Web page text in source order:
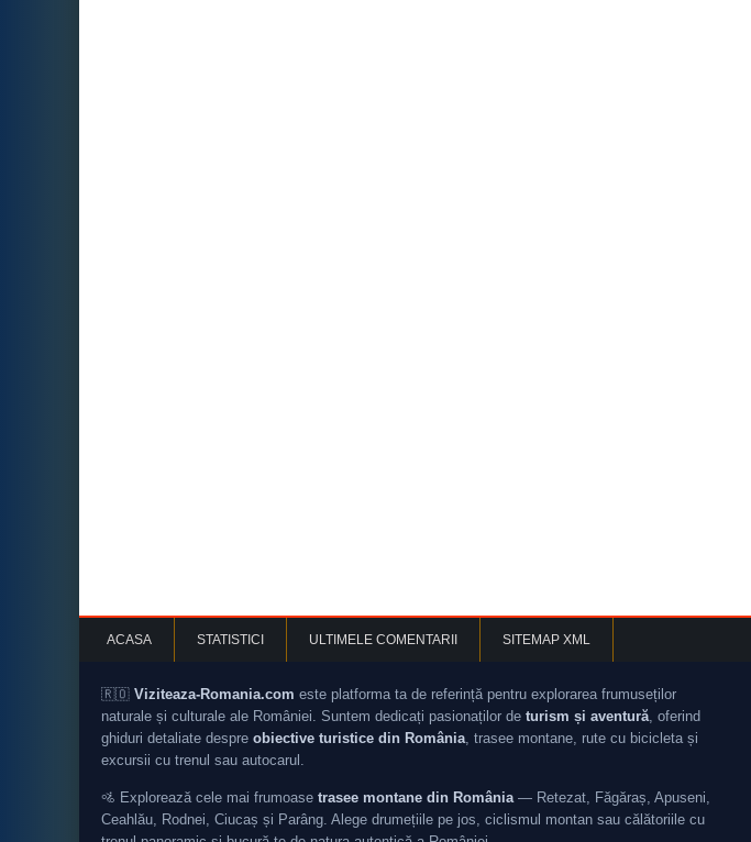
ACASA STATISTICI ULTIMELE COMENTARII SITEMAP XML
🇷🇴 Viziteaza-Romania.com este platforma ta de referință pentru explorarea frumuseților
naturale și culturale ale României. Suntem dedicați pasionaților de turism și aventură, oferind
ghiduri detaliate despre obiective turistice din România, trasee montane, rute cu bicicleta și
excursii cu trenul sau autocarul.
🚵 Explorează cele mai frumoase trasee montane din România— Retezat, Făgăraș, Apuseni,
Ceahlău, Rodnei, Ciucaș și Parâng. Alege drumețiile pe jos, ciclismul montan sau călătoriile cu